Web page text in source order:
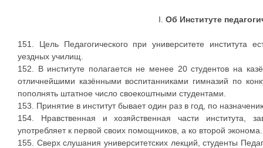
I.Об Институте
151. Цель Педагогического при университете института
уездных училищ.
152. В институте полагается не менее 20 студентов на
отличнейшими казёнными воспитанниками гимназий по
пополнять штатное число своекоштными студентами.
153. Принятие в институт бывает один раз в год, по
154. Нравственная и хозяйственная части института,
употребляет к первой своих помощников, а ко второй эконома.
155. Сверх слушания университетских лекций, студенты